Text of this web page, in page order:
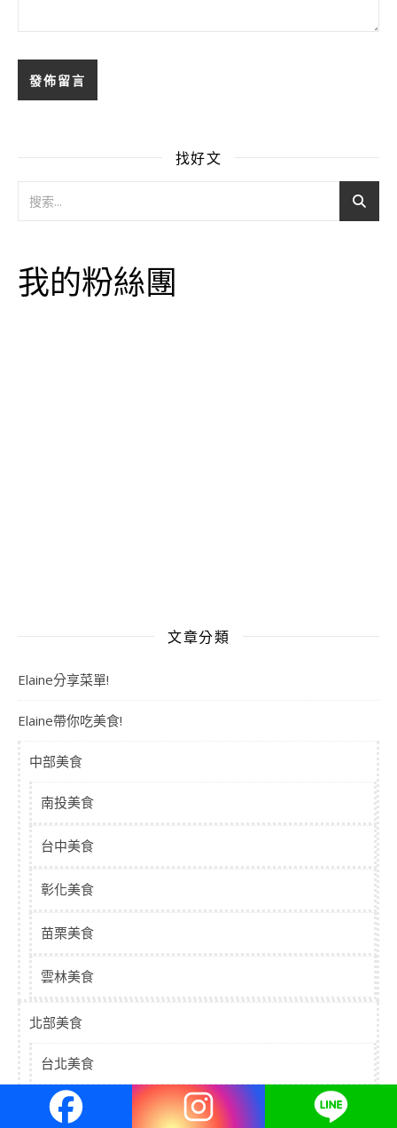
找好文
我的粉絲團
文章分類
Elaine分享菜單!
Elaine帶你吃美食!
中部美食
南投美食
台中美食
彰化美食
苗栗美食
雲林美食
北部美食
台北美食
基隆美食